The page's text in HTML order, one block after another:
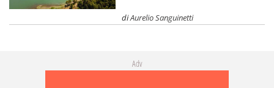
diAurelio Sanguinetti
Adv